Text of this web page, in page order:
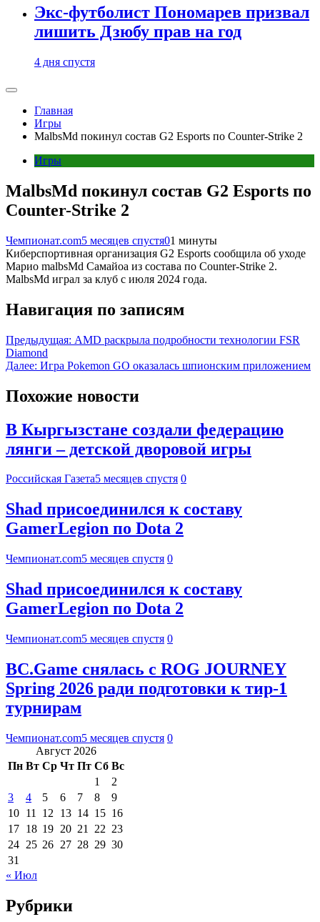
Экс-футболист Пономарев призвал
лишить Дзюбу прав на год
4 дня спустя
Главная
Игры
MalbsMd покинул состав G2 Esports по Counter-Strike 2
Игры
MalbsMd покинул состав G2 Esports по
Counter-Strike 2
Чемпионат.com5 месяцев спустя01 минуты
Киберспортивная организация G2 Esports сообщила об уходе
Марио malbsMd Самайоа из состава по Counter-Strike 2.
MalbsMd играл за клуб с июля 2024 года.
Навигация по записям
Предыдущая: AMD раскрыла подробности технологии FSR
Diamond
Далее: Игра Pokemon GO оказалась шпионским приложением
Похожие новости
В Кыргызстане создали федерацию
лянги – детской дворовой игры
Российская Газета5 месяцев спустя 0
Shad присоединился к составу
GamerLegion по Dota 2
Чемпионат.com5 месяцев спустя 0
Shad присоединился к составу
GamerLegion по Dota 2
Чемпионат.com5 месяцев спустя 0
BC.Game снялась с ROG JOURNEY
Spring 2026 ради подготовки к тир-1
турнирам
Чемпионат.com5 месяцев спустя 0
Август 2026
Пн Вт Ср Чт Пт Сб Вс
1
2
3
4 5 6 7 8
9
10 11 12 13 14 15 16
17 18 19 20 21 22 23
24 25 26 27 28 29 30
31
« Июл
Рубрики